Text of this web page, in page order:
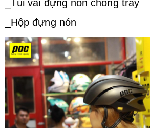
_Túi vải đựng nón chống trầy
_Hộp đựng nón